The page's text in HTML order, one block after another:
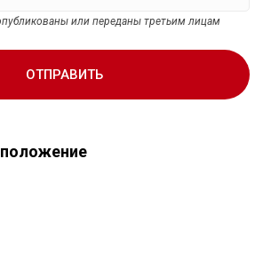
или переданы третьим лицам
ОТПРАВИТЬ